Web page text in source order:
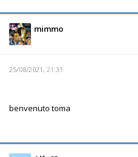
mimmo
25/08/2021, 21:31
benvenuto toma